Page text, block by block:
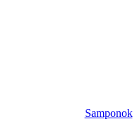
Samponok